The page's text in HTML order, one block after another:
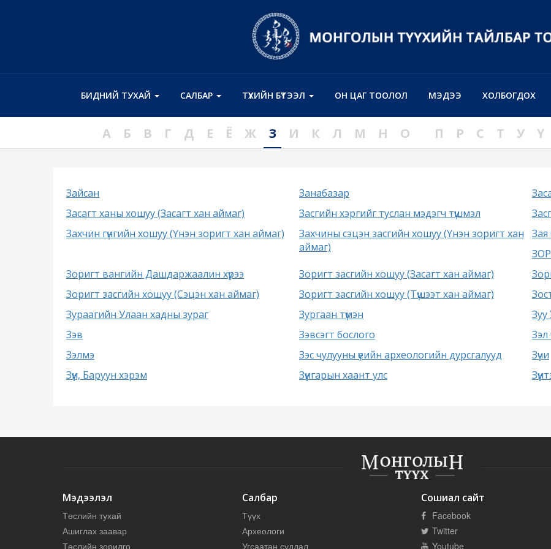
БИДНИЙ ТУХАЙ САЛБАР ТҮҮХИЙН БҮТЭЭЛ ОН ЦАГ ТООЛОЛ МЭДЭЭ ХОЛБОГДОХ
А Б В Г Д Е Ё Ж З И К Л М Н О П Р С Т У Ү
Зайсан Занабазар
Засагт ханы хошуу (Засагт хан аймаг)
Засгийн хэргийг туслан мэдэгч түшмэл
Захчин гүнгийн хошуу (Үнэн зоригт хан аймаг)
Захчины сэцэн засгийн хошуу (Үнэн зоригт хан
аймаг)
Зоригт вангийн Дашдаржаалин хүрээ
Зоригт засгийн хошуу (Засагт хан аймаг)
Зоригт засгийн хошуу (Сэцэн хан аймаг)
Зоригт засгийн хошуу (Түшээт хан аймаг)
Зураагийн Улаан хадны зураг
Зургаан түмэн
Зуу
Зэв
Зэвсэгт бослого
Зэл
Зэлмэ
Зэс чулууны үеийн археологийн дурсгалууд
Зүчи
Зүүн, Баруун хэрэм
Зүүнгарын хаант улс
Мэдээлэл
Төслийн тухай
Ашиглах заавар
Төслийн зорилго
Салбар
Түүх
Археологи
Угсаатан судлал
Сошиал сайт
Facebook
Twitter
Youtube